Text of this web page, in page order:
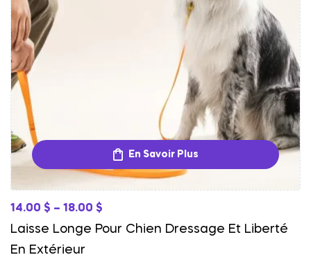
En Savoir Plus
14.00 $ – 18.00 $
Laisse Longe Pour Chien Dressage Et Liberté
En Extérieur